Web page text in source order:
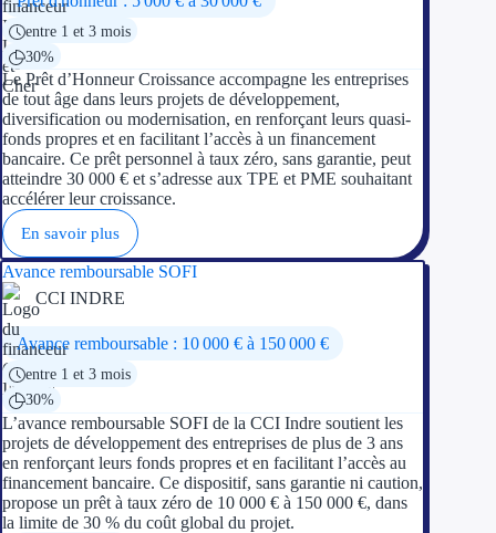
FAQ
Blog
Nos guides
Nos partenaires
entre 1 et 3 mois
30%
Le Prêt d’Honneur Croissance accompagne les entreprises
de tout âge dans leurs projets de développement,
diversification ou modernisation, en renforçant leurs quasi-
fonds propres et en facilitant l’accès à un financement
bancaire. Ce prêt personnel à taux zéro, sans garantie, peut
atteindre 30 000 € et s’adresse aux TPE et PME souhaitant
accélérer leur croissance.
En savoir plus
Avance remboursable SOFI
CCI INDRE
Avance remboursable : 10 000 € à 150 000 €
entre 1 et 3 mois
30%
L’avance remboursable SOFI de la CCI Indre soutient les
projets de développement des entreprises de plus de 3 ans
en renforçant leurs fonds propres et en facilitant l’accès au
financement bancaire. Ce dispositif, sans garantie ni caution,
propose un prêt à taux zéro de 10 000 € à 150 000 €, dans
la limite de 30 % du coût global du projet.